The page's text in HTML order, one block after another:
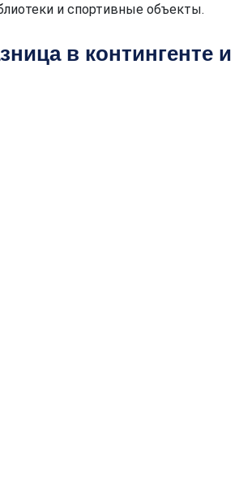
и спортивные объекты.
в контингенте и